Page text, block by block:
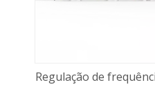
Regulação de